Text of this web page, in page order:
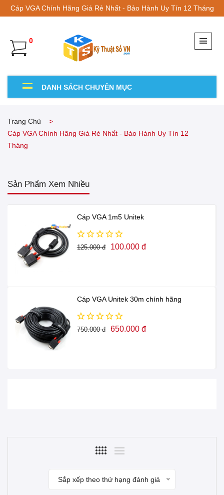
Cáp VGA Chính Hãng Giá Rẻ Nhất - Bảo Hành Uy Tín 12 Tháng
0
DANH SÁCH CHUYÊN MỤC
Trang Chủ
Cáp VGA Chính Hãng Giá Rẻ Nhất - Bảo Hành Uy Tín 12
Tháng
Sản Phẩm Xem Nhiều
Cáp VGA 1m5 Unitek
125.000 đ 100.000 đ
Cáp VGA Unitek 30m chính hãng
750.000 đ 650.000 đ
Sắp xếp theo thứ hạng đánh giá